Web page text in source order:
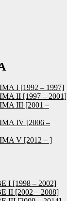
I [1992 – 1997]
II [1997 – 2001]
III [2001 –
IV [2006 –
V [2012 – ]
I [1998 – 2002]
II [2002 – 2008]